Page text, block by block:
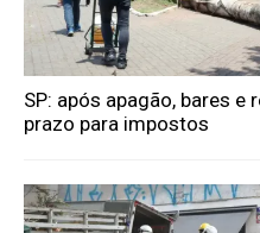
SP: após apagão, bares
prazo para impostos